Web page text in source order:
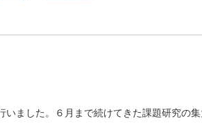
ました。６月まで続けてきた課題研究の